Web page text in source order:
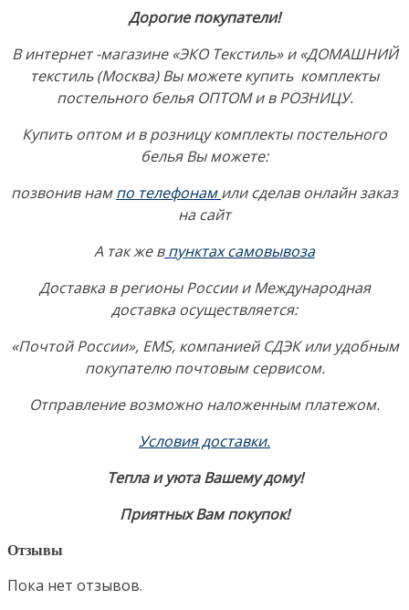
des
Vosges»,
Франция
Дорогие покупатели!
В интернет -магазине «ЭКО Текстиль» и «ДОМАШНИЙ
текстиль (Москва) Вы можете купить комплекты
постельного белья ОПТОМ и в РОЗНИЦУ.
Купить оптом и в розницу комплекты постельного
белья Вы можете:
позвонив нампо телефонам или сделав онлайн заказ
на сайт
А так же в пунктах самовывоза
Доставка в регионы России и Международная
доставка осуществляется:
«Почтой России», EMS, компанией СДЭК или удобным
покупателю почтовым сервисом.
Отправление возможно наложенным платежом.
Условия доставки.
Тепла и уюта Вашему дому!
Приятных Вам покупок!
Отзывы
Пока нет отзывов.